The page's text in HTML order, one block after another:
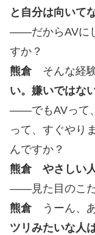
と自分は向いて
――だからAVに
すか？
熊倉 そんな経
い。嫌いではな
――でもAVって
って、すぐやり
んですか？
熊倉 やさしい人
――見た目のこだ
熊倉
うーん、
ツリみたいな人